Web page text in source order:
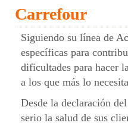
Carrefour
Siguiendo su línea de
específicas para
dificultades para hacer
a los que más lo
Desde la declaración
serio la salud de sus